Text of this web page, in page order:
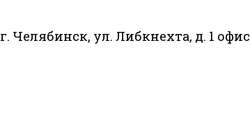
Челябинск, ул. Либкнехта, д. 1 офис